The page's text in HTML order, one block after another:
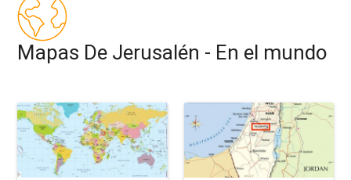
Mapas De Jerusalén - En el mundo